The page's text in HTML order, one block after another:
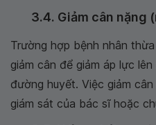
3.4. Giảm cân nặng
Trường hợp bệnh nhân
giảm cân để giảm áp lực
đường huyết. Việc giảm
giám sát của bác sĩ hoặc